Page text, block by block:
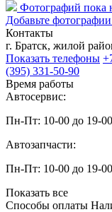
Фотографий пока
Добавьте
Контакты
г. Братск, жилой
Показать телефоны
(395) 331-50-90
Время работы
Автосервис:
Пн-Пт: 10-00 до 19-00
Автозапчасти:
Пн-Пт: 10-00 до 19-00
Показать все
Способы оплаты